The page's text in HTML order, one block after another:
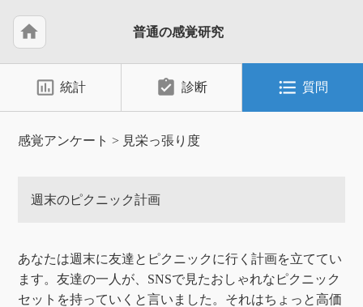
home 普通の感覚研究
insert_chart_outlined 統計 assignment_turned_in 診断 format_list_bulleted 質問
感覚アンケート > 見栄っ張り度
週末のピクニック計画
あなたは週末に友達とピクニックに行く計画を立ててい
ます。友達の一人が、SNSで見たおしゃれなピクニック
セットを持っていくと言いました。それはちょっと高価